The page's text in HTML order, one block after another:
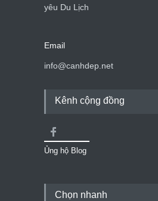
yêu Du Lịch
Email
info@canhdep.net
Kênh cộng đồng
Ủng hộ Blog
Chọn nhanh